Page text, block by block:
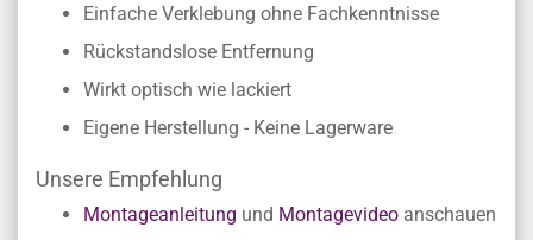
Einfache Verklebung ohne Fachkenntnisse
Rückstandslose Entfernung
Wirkt optisch wie lackiert
Eigene Herstellung - Keine Lagerware
Unsere Empfehlung
Montageanleitung und Montagevideo anschauen